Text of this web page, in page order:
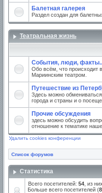
Балетная галерея
Раздел создан для
Театральная жизнь
События, люди,
Обо всём, что происходит
Мариинским театром.
Путешествие из
Здесь можно
города и страны и о
Прочие обсуждения
здесь можно обсудить
отношение к тематике
Удалить cookies конференции
Список форумов
Статистика
Всего посетителей: 54 , из
Больше всего посетителей (